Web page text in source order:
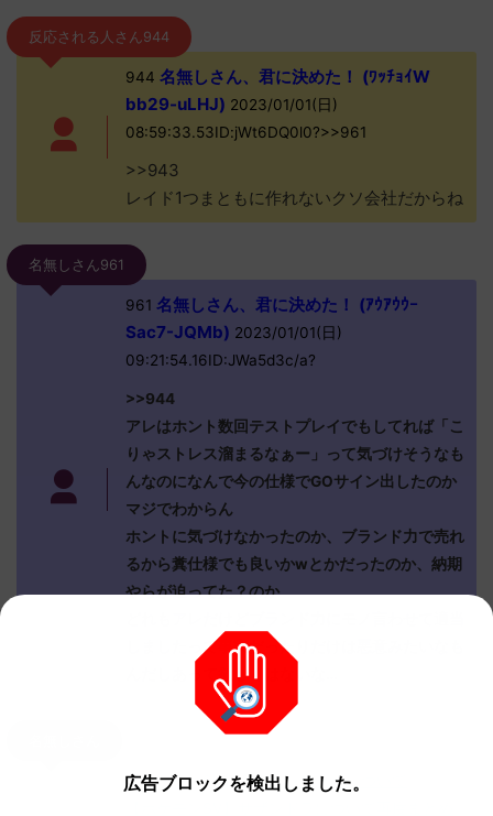
反応される人さん944
944 名無しさん、君に決めた！ (ﾜｯﾁｮｲW
bb29-uLHJ) 2023/01/01(日)
08:59:33.53ID:jWt6DQ0l0?>>961
>>943
レイド1つまともに作れないクソ会社だからね
名無しさん961
961 名無しさん、君に決めた！ (ｱｳｱｳｳｰ
Sac7-JQMb) 2023/01/01(日)
09:21:54.16ID:JWa5d3c/a?
>>944
アレはホント数回テストプレイでもしてれば「こ
りゃストレス溜まるなぁー」って気づけそうなも
んなのになんで今の仕様でGOサイン出したのか
マジでわからん
ホントに気づけなかったのか、ブランド力で売れ
るから糞仕様でも良いかwとかだったのか、納期
やらが迫ってた？のか
しましたって事実だったりだけは悪意みたいなも
んだしあって欲しくはないな…
【ポケモンSV】金策ニンフィアについて
広告ブロックを検出しました。